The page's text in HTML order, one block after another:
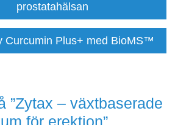
prostatahälsan
Curcumin Plus+ med BioMS™
”Zytax – växtbaserade